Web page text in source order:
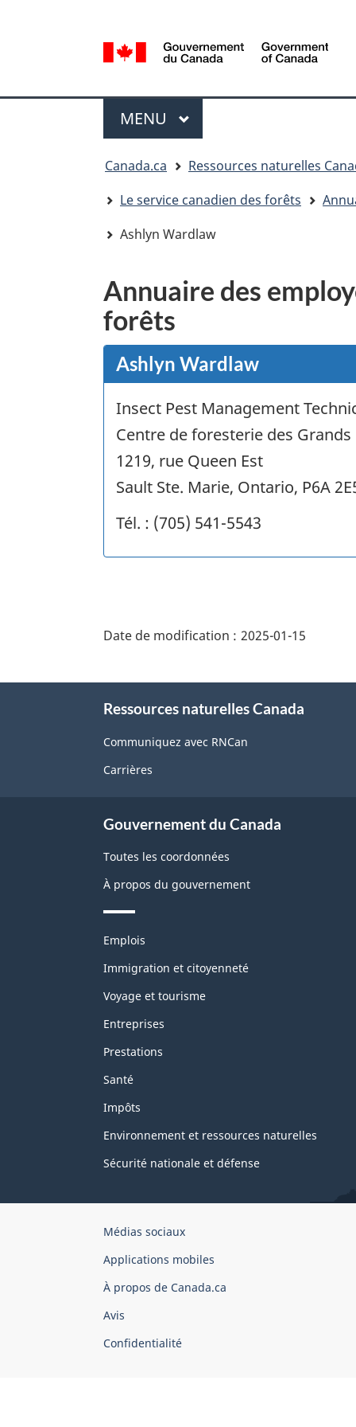
de
la
Government
MENU PRINCIPAL
Canada.ca
Ressources naturelles
Le service canadien des forêts
Ashlyn Wardlaw
Annuaire des
forêts
Ashlyn Wardlaw
Insect Pest Management
Centre de foresterie des Grands
1219, rue Queen Est
Sault Ste. Marie, Ontario, P6A
Tél. : (705) 541-5543
de
page"
Date de modification : 2025-01-15
Ressources naturelles Canada
Communiquez avec RNCan
Carrières
Gouvernement du Canada
Toutes les coordonnées
À propos du gouvernement
Thèmes
sujets
Emplois
Immigration et citoyenneté
Voyage et tourisme
Entreprises
Prestations
Santé
Impôts
Environnement et ressources naturelles
Sécurité nationale et défense
Organisation
gouvernement
du
Canada
Médias sociaux
Applications mobiles
À propos de Canada.ca
Avis
Confidentialité